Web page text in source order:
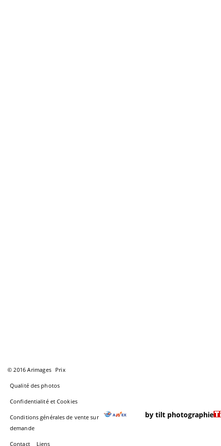
© 2016 Arimages Prix
Qualité des photos
Confidentialité et Cookies
Conditions générales de vente sur
demande
Contact Liens
by tilt photographie